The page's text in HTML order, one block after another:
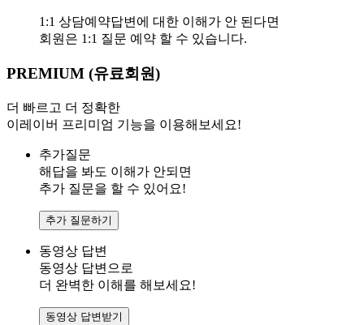
1:1 상담예약답변에 대한 이해가 안 된다면
회원은 1:1 질문 예약 할 수 있습니다.
PREMIUM (유료회원)
더 빠르고 더 정확한
이레이버 프리미엄 기능을 이용해보세요!
추가질문
해답을 봐도 이해가 안되면
추가 질문을 할 수 있어요!
추가 질문하기
동영상 답변
동영상 답변으로
더 완벽한 이해를 해보세요!
동영상 답변받기